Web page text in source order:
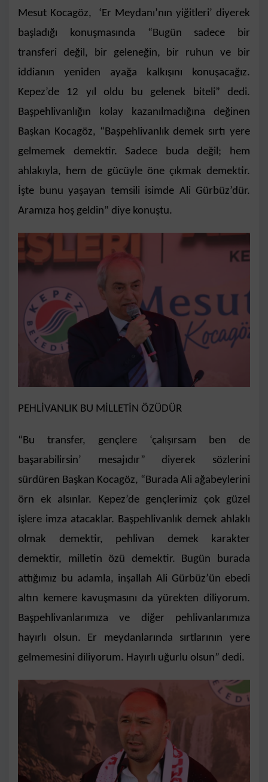
Mesut Kocagöz, ‘Er Meydanı’nın yiğitleri’ diyerek
başladığı konuşmasında “Bugün sadece bir
transferi değil, bir geleneğin, bir ruhun ve bir
iddianın yeniden ayağa kalkışını konuşacağız.
Kepez’de 12 yıl oldu bu gelenek biteli” dedi.
Başpehlivanlığın kolay kazanılmadığına değinen
Başkan Kocagöz, “Başpehlivanlık demek sırtı yere
gelmemek demektir. Sadece buda değil; hem
ahlakıyla, hem de gücüyle öne çıkmak demektir.
İşte bunu yaşayan temsili isimde Ali Gürbüz’dür.
Aramıza hoş geldin” diye konuştu.
PEHLİVANLIK BU MİLLETİN ÖZÜDÜR
“Bu transfer, gençlere ‘çalışırsam ben de
başarabilirsin’ mesajıdır” diyerek sözlerini
sürdüren Başkan Kocagöz, “Burada Ali ağabeylerini
örn ek alsınlar. Kepez’de gençlerimiz çok güzel
işlere imza atacaklar. Başpehlivanlık demek ahlaklı
olmak demektir, pehlivan demek karakter
demektir, milletin özü demektir. Bugün burada
attığımız bu adamla, inşallah Ali Gürbüz’ün ebedi
altın kemere kavuşmasını da yürekten diliyorum.
Başpehlivanlarımıza ve diğer pehlivanlarımıza
hayırlı olsun. Er meydanlarında sırtlarının yere
gelmemesini diliyorum. Hayırlı uğurlu olsun” dedi.